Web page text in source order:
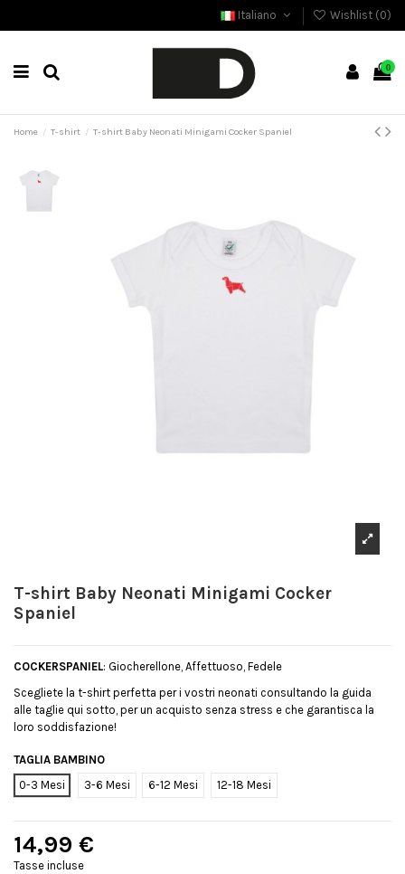
Italiano Wishlist (0)
0
Home T-shirt T-shirt Baby Neonati Minigami Cocker Spaniel
T-shirt Baby Neonati Minigami Cocker
Spaniel
COCKERSPANIEL: Giocherellone, Affettuoso, Fedele
Scegliete la t-shirt perfetta per i vostri neonati consultando la guida
alle taglie qui sotto, per un acquisto senza stress e che garantisca la
loro soddisfazione!
TAGLIA BAMBINO
0-3 Mesi
3-6 Mesi 6-12 Mesi 12-18 Mesi
14,99 €
Tasse incluse